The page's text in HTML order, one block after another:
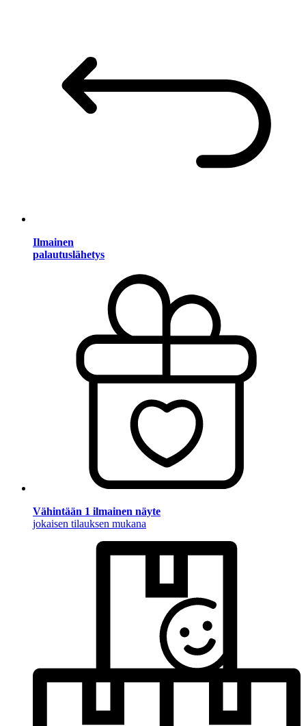
Ilmainen
palautuslähetys
Vähintään 1 ilmainen näyte
jokaisen tilauksen mukana